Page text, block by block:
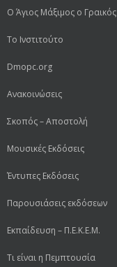
Ο Άγιος Μάξιμος ο Γραικός
Το Ινστιτούτο
Dmopc.org
Ανακοινώσεις
Σκοπός – Αποστολή
Μουσικές Εκδόσεις
Έντυπες Εκδόσεις
Παρουσιάσεις εκδόσεων
Εκπαίδευση – Π.Ε.Κ.Ε.Μ.
Τι είναι η Πεμπτουσία